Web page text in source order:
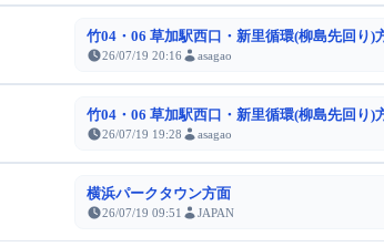
竹04・06 草加駅西口・新里循環(柳島先回り)
26/07/19 20:16 asagao
竹04・06 草加駅西口・新里循環(柳島先回り)
26/07/19 19:28 asagao
横浜パークタウン方面
26/07/19 09:51 JAPAN